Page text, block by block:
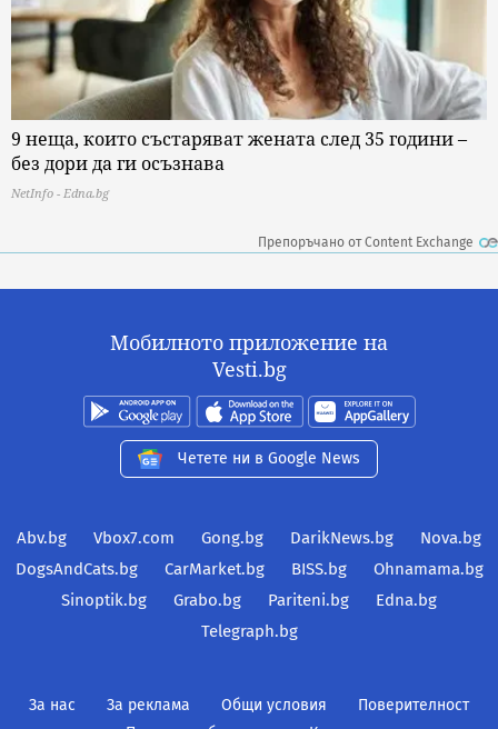
9 неща, които състаряват жената след 35 години –
без дори да ги осъзнава
NetInfo - Edna.bg
Препоръчано от Content Exchange
Мобилното приложение на
Vesti.bg
Четете ни в Google News
Abv.bg Vbox7.com Gong.bg DarikNews.bg
Nova.bg
DogsAndCats.bg
CarMarket.bg BISS.bg
Ohnamama.bg
Sinoptik.bg
Grabo.bg Pariteni.bg
Edna.bg
Telegraph.bg
За нас За реклама Общи условия
Поверителност